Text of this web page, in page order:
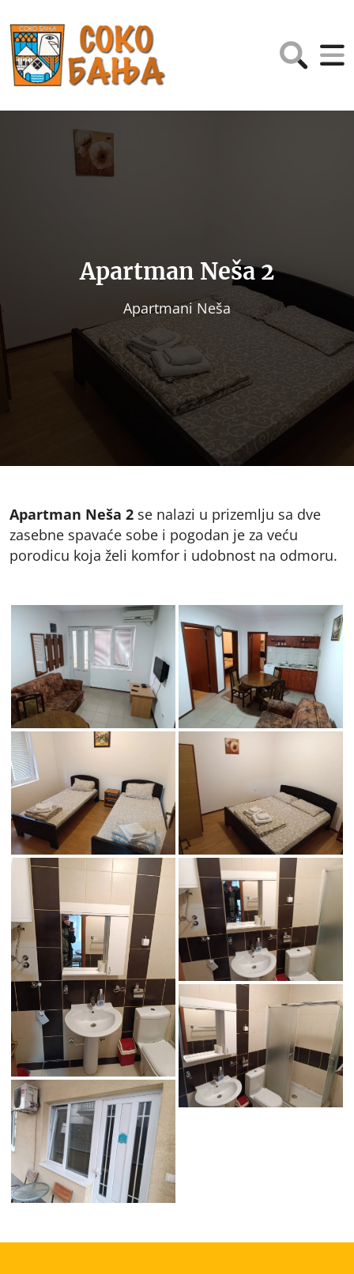
Apartman Neša 2
Apartmani Neša
Apartman Neša 2 se nalazi u prizemlju sa dve
zasebne spavaće sobe i pogodan je za veću
porodicu koja želi komfor i udobnost na odmoru.
nesa_2- nesa_2-1
nesa_2-3 nesa_2-4
nesa_2-5
nesa_2-6
nesa_2-7
nesa_2-8